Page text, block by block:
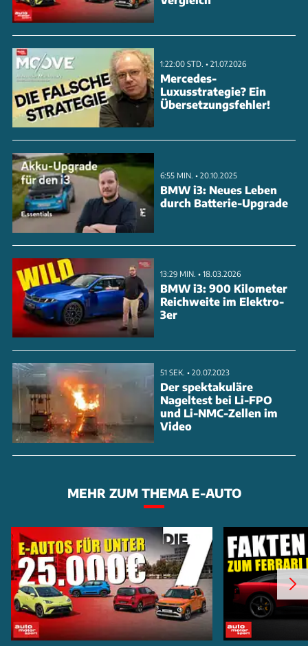
kommt auf 255 PS und schafft dank 291-kWh-Akku
bis zu 400 Kilometer.
Ab Herbst 2023 läuft die Produktion im Werk
Portland, Oregon, an. Der auf dem M2 106
basierende E-Lkw ist nicht nur für den klassischen
Verteilerverkehr konzipiert, sondern lässt sich auch
mit Sonderaufbauten für das Baugewerbe
ausrüsten. Antriebsstrang und Batterien stammen
vom Daim
1:22:00 STD. • 21.07.2026
Mercedes-
Luxusstrategie? Ein
Übersetzungsfehler!
6:55 MIN. • 20.10.2025
BMW i3: Neues Leben
durch Batterie-Upgrade
13:29 MIN. • 18.03.2026
BMW i3: 900 Kilometer
Reichweite im Elektro-
3er
51 SEK. • 20.07.2023
Der spektakuläre
Nageltest bei Li-FPO
und Li-NMC-Zellen im
Video
MEHR ZUM THEMA E-AUTO